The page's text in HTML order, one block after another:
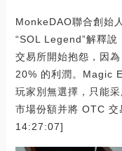
MonkeDAO聯合創始
“SOL Legend”解釋說
交易所開始抱怨，因
20% 的利潤。Magic
玩家別無選擇，只能
市場份額并將 OTC
14:27:07]